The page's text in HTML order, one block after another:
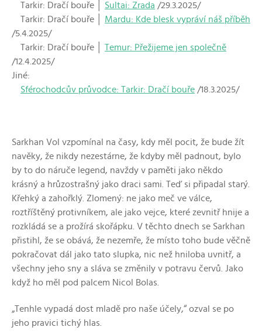
Tarkir: Dračí bouře │ Sultai: Zrada /29.3.2025/
Tarkir: Dračí bouře │ Mardu: Kde blesk vypráví náš příběh
/5.4.2025/
Tarkir: Dračí bouře │ Temur: Přežijeme jen společně
/12.4.2025/
Jiné:
Sférochodcův průvodce: Tarkir: Dračí bouře /18.3.2025/
Sarkhan Vol vzpomínal na časy, kdy měl pocit, že bude žít
navěky, že nikdy nezestárne, že kdyby měl padnout, bylo
by to do náruče legend, navždy v paměti jako někdo
krásný a hrůzostrašný jako draci sami. Teď si připadal starý.
Křehký a zahořklý. Zlomený: ne jako meč ve válce,
roztříštěný protivníkem, ale jako vejce, které zevnitř hnije a
rozkládá se a prožírá skořápku. V těchto dnech se Sarkhan
přistihl, že se obává, že nezemře, že místo toho bude věčně
pokračovat dál jako tato slupka, nic než hniloba uvnitř, a
všechny jeho sny a sláva se změnily v potravu červů. Jako
když ho měl pod palcem Nicol Bolas.
„Tenhle vypadá dost mladě pro naše účely,“ ozval se po
jeho pravici tichý hlas.